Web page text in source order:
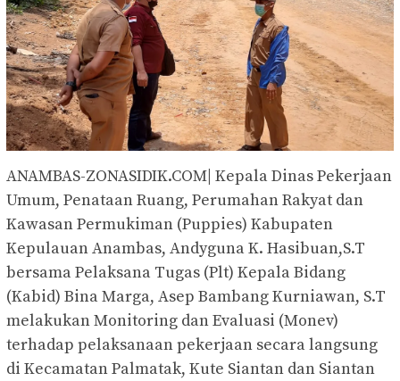
ANAMBAS-ZONASIDIK.COM| Kepala Dinas Pekerjaan
Umum, Penataan Ruang, Perumahan Rakyat dan
Kawasan Permukiman (Puppies) Kabupaten
Kepulauan Anambas, Andyguna K. Hasibuan,S.T
bersama Pelaksana Tugas (Plt) Kepala Bidang
(Kabid) Bina Marga, Asep Bambang Kurniawan, S.T
melakukan Monitoring dan Evaluasi (Monev)
terhadap pelaksanaan pekerjaan secara langsung
di Kecamatan Palmatak, Kute Siantan dan Siantan